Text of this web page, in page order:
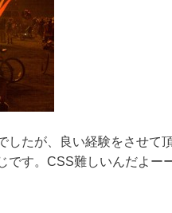
したが、良い経験をさせて
す。CSS難しいんだよー